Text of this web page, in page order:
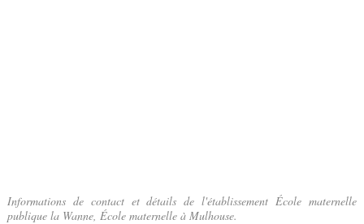
Informations de contact et détails de l'établissement École maternelle
publique la Wanne, École maternelle à Mulhouse.